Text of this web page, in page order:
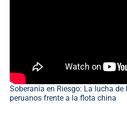
Soberanía en Riesgo: La lucha de
peruanos frente a la flota china